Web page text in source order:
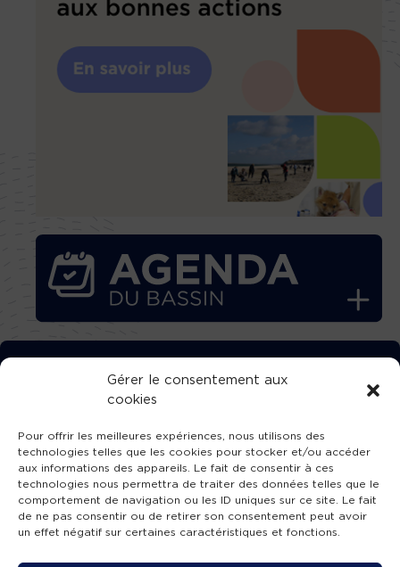
Gérer le consentement aux
cookies
Pour offrir les meilleures expériences, nous utilisons des
technologies telles que les cookies pour stocker et/ou accéder
aux informations des appareils. Le fait de consentir à ces
technologies nous permettra de traiter des données telles que le
comportement de navigation ou les ID uniques sur ce site. Le fait
de ne pas consentir ou de retirer son consentement peut avoir
un effet négatif sur certaines caractéristiques et fonctions.
TÉLÉCHARGEZ GRATUITEMENT
L’APPLICATION TVBA !
SUIVEZ-NOUS !